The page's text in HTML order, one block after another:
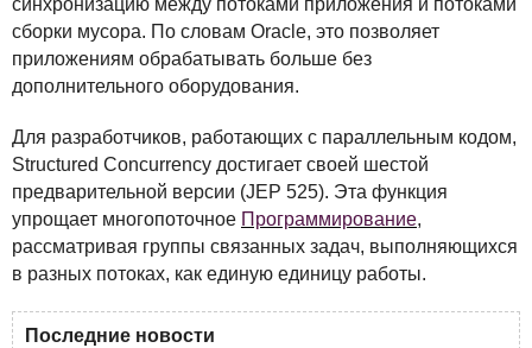
синхронизацию между потоками приложения и потоками
сборки мусора. По словам Oracle, это позволяет
приложениям обрабатывать больше без
дополнительного оборудования.
Для разработчиков, работающих с параллельным кодом,
Structured Concurrency достигает своей шестой
предварительной версии (JEP 525). Эта функция
упрощает многопоточное Программирование,
рассматривая группы связанных задач, выполняющихся
в разных потоках, как единую единицу работы.
Последние новости